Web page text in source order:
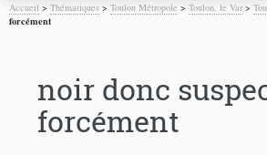
Accueil >Thématiques >Toulon Métropole >Toulon, le Var>
forcément
noir donc
forcément